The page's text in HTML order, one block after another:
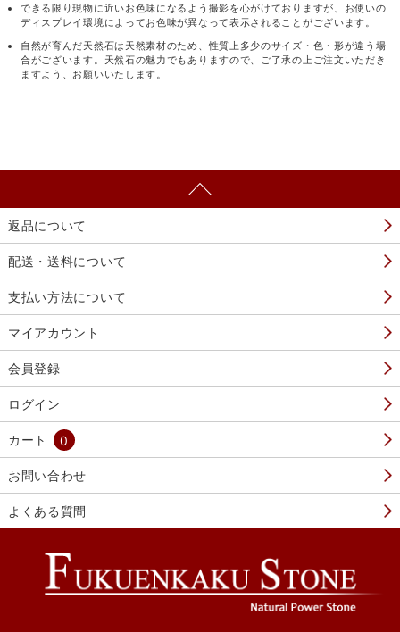
できる限り現物に近いお色味になるよう撮影を心がけておりますが、お使いの
ディスプレイ環境によってお色味が異なって表示されることがございます。
自然が育んだ天然石は天然素材のため、性質上多少のサイズ・色・形が違う場
合がございます。天然石の魅力でもありますので、ご了承の上ご注文いただき
ますよう、お願いいたします。
返品について
配送・送料について
支払い方法について
マイアカウント
会員登録
ログイン
カート 0
お問い合わせ
よくある質問